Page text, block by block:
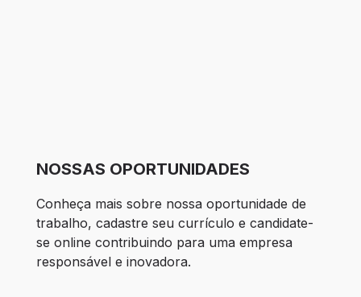
NOSSAS OPORTUNIDADES
Conheça mais sobre nossa oportunidade de
trabalho, cadastre seu currículo e candidate-
se online contribuindo para uma empresa
responsável e inovadora.